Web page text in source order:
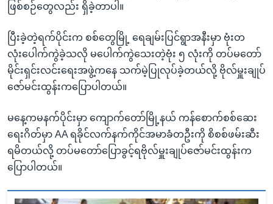
ဖြစ်စဉ်တွေလည်း ရှိခဲ့တာပါ။
ပြီးခဲ့တဲ့ရက်ပိုင်းက စစ်တွေမြို့ ရေချမ်းပြင်ရွာအနီးမှာ ဗုံးတ
လုံးပေါက်ကွဲခဲ့သလို မပေါက်ကွဲသေးတဲ့ဗုံး ၅ လုံးကို တပ်မတော်
မိုင်းရှင်းလင်းရေးအဖွဲ့ကနေ သက်မဲ့ပြုလုပ်ခဲ့တယ်လို့ ဗိုလ်မှူးချုပ်
ဇော်မင်းထွန်းကပြောပါတယ်။
မနေ့ကမနက်ပိုင်းမှာ ကျောက်တော်မြို့နယ် ကန်စောက်စစ်ဆေး
ရေးဂိတ်မှာ AA ရခိုင်လက်နက်ကိုင်အမာခံတဦးကို စိစစ်ဖမ်းဆီး
ရမိတယ်လို့ တပ်မတော်ပြောခွင့်ရဗိုလ်မှူးချုပ်ဇော်မင်းထွန်းက
ပြောပါတယ်။